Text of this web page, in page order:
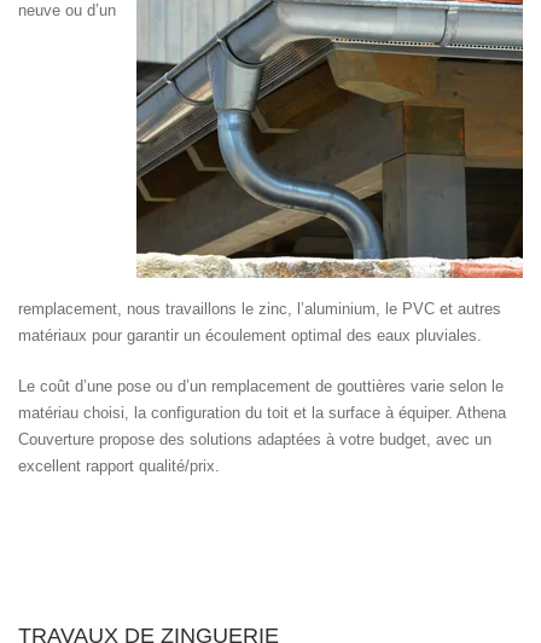
neuve ou d’un
remplacement, nous travaillons le zinc, l’aluminium, le PVC et autres
matériaux pour garantir un écoulement optimal des eaux pluviales.
Le coût d’une pose ou d’un remplacement de gouttières varie selon le
matériau choisi, la configuration du toit et la surface à équiper. Athena
Couverture propose des solutions adaptées à votre budget, avec un
excellent rapport qualité/prix.
TRAVAUX DE ZINGUERIE